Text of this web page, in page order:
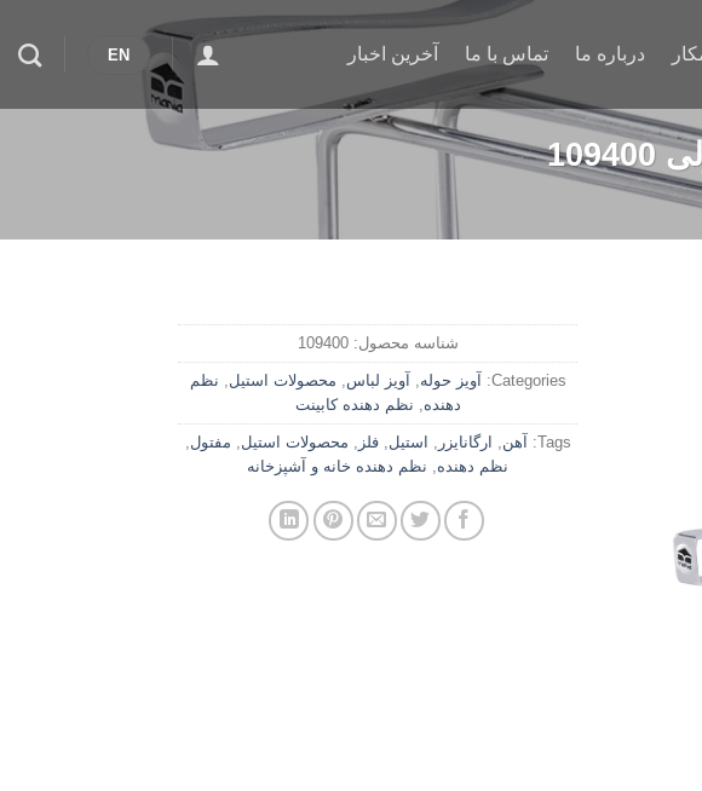
درباره ما تماس با ما آخرین اخبار EN
شناسه محصول:109400
Categories: آویز حوله, آویز لباس, محصولات استیل, نظم
دهنده, نظم دهنده کابینت
Tags: آهن, ارگانایزر , استیل,فلز , محصولات استیل, مفتول,
نظم دهنده, نظم دهنده خانه و آشپزخانه